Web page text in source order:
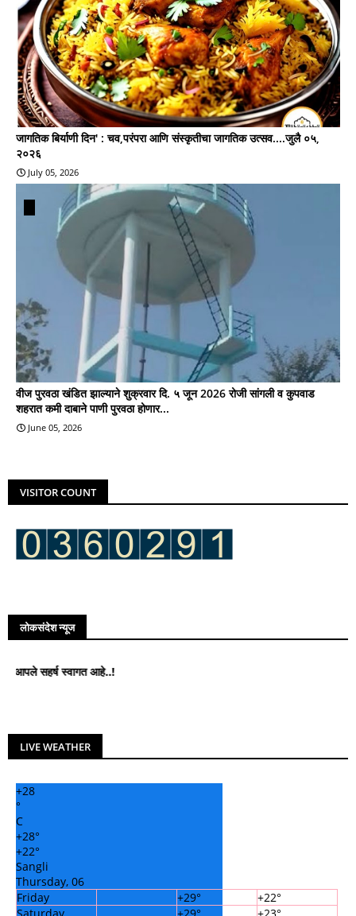
जागतिक बिर्याणी दिन' : चव,परंपरा आणि संस्कृतीचा जागतिक उत्सव....जुलै ०५,
२०२६
July 05, 2026
वीज पुरवठा खंडित झाल्याने शुक्रवार दि. ५ जून 2026 रोजी सांगली व कुपवाड
शहरात कमी दाबाने पाणी पुरवठा होणार...
June 05, 2026
VISITOR COUNT
लोकसंदेश न्यूज
स्वागत आहे..!
LIVE WEATHER
+28
°
C
+28°
+22°
Sangli
Thursday, 06
Friday
+29° +22°